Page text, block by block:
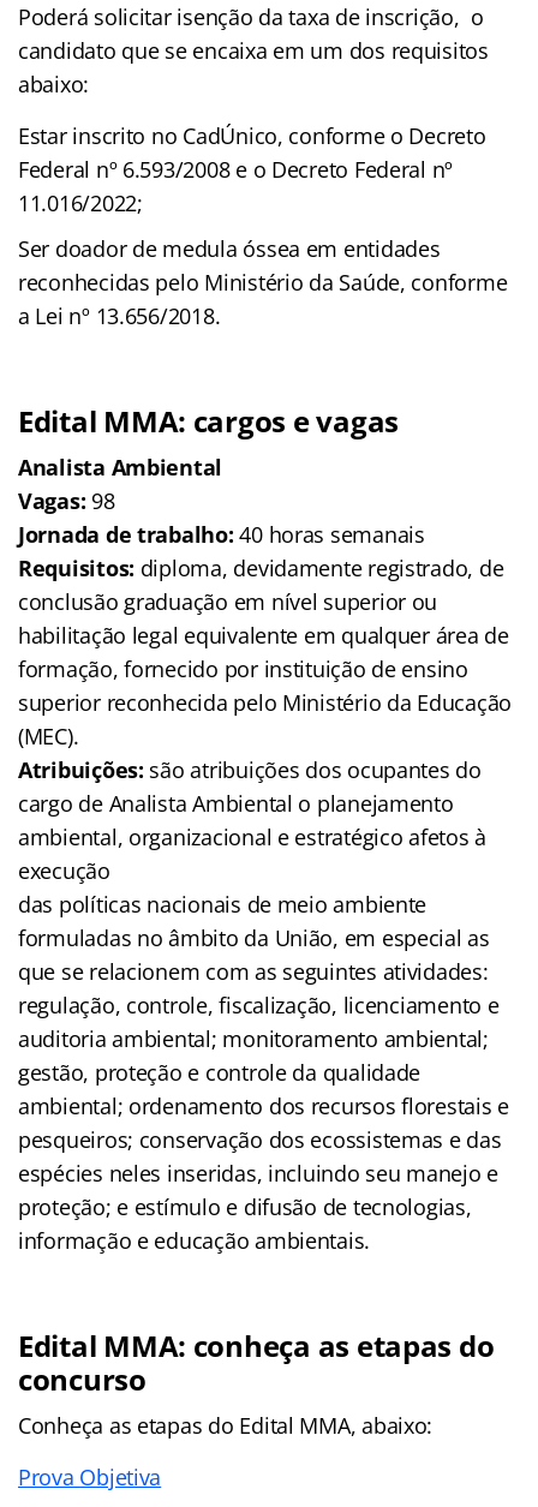
Poderá solicitar isenção da taxa de inscrição, o
candidato que se encaixa em um dos requisitos
abaixo:
Estar inscrito no CadÚnico, conforme o Decreto
Federal nº 6.593/2008 e o Decreto Federal nº
11.016/2022;
Ser doador de medula óssea em entidades
reconhecidas pelo Ministério da Saúde, conforme
a Lei nº 13.656/2018.
Edital MMA: cargos e vagas
Analista Ambiental
Vagas: 98
Jornada de trabalho: 40 horas semanais
Requisitos: diploma, devidamente registrado, de
conclusão graduação em nível superior ou
habilitação legal equivalente em qualquer área de
formação, fornecido por instituição de ensino
superior reconhecida pelo Ministério da Educação
(MEC).
Atribuições: são atribuições dos ocupantes do
cargo de Analista Ambiental o planejamento
ambiental, organizacional e estratégico afetos à
execução
das políticas nacionais de meio ambiente
formuladas no âmbito da União, em especial as
que se relacionem com as seguintes atividades:
regulação, controle, fiscalização, licenciamento e
auditoria ambiental; monitoramento ambiental;
gestão, proteção e controle da qualidade
ambiental; ordenamento dos recursos florestais e
pesqueiros; conservação dos ecossistemas e das
espécies neles inseridas, incluindo seu manejo e
proteção; e estímulo e difusão de tecnologias,
informação e educação ambientais.
Edital MMA: conheça as etapas do
concurso
Conheça as etapas do Edital MMA, abaixo:
Prova Objetiva